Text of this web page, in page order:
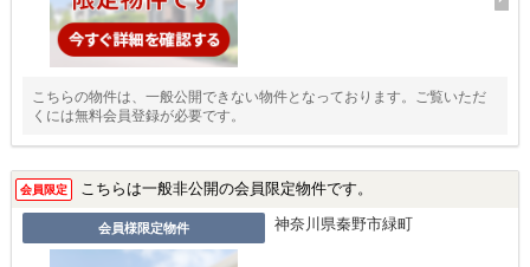
こちらの物件は、一般公開できない物件となっております。ご覧いただ
くには無料会員登録が必要です。
会員限定 こちらは一般非公開の会員限定物件です。
会員様限定物件 神奈川県秦野市緑町